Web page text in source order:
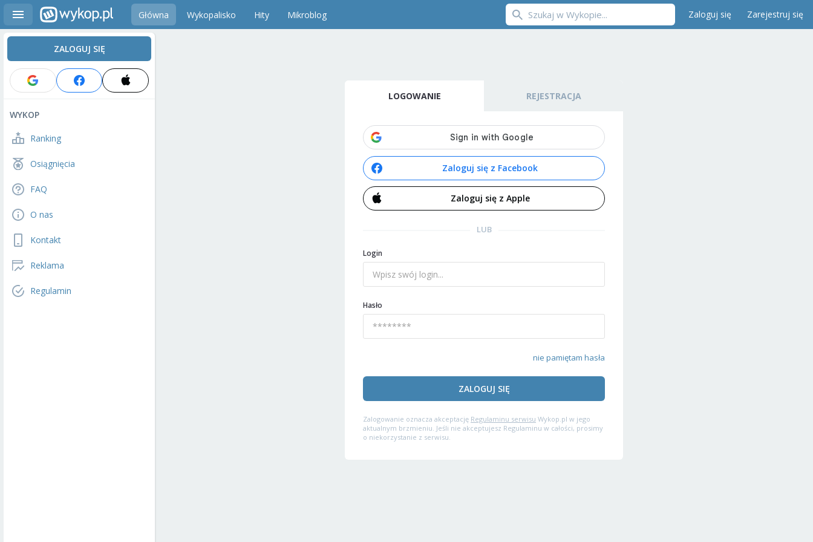
Główna Wykopalisko Hity Mikroblog Zaloguj się Zarejestruj się
ZALOGUJ SIĘ
WYKOP
Ranking
Osiągnięcia
FAQ
O nas
Kontakt
Reklama
Regulamin
LOGOWANIE REJESTRACJA
Zaloguj się z Facebook
Zaloguj się z Apple
LUB
Login
Hasło
nie pamiętam hasła
ZALOGUJ SIĘ
Zalogowanie oznacza akceptację Regulaminu serwisu Wykop.pl w jego
aktualnym brzmieniu. Jeśli nie akceptujesz Regulaminu w całości, prosimy
o niekorzystanie z serwisu.